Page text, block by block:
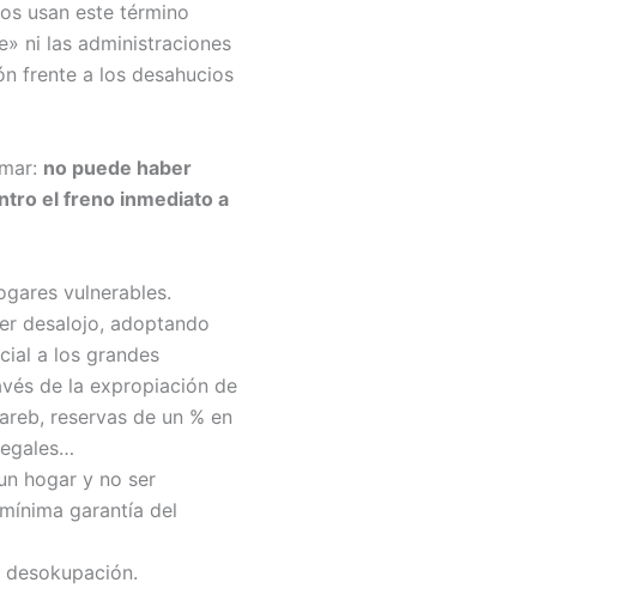
usan este término
ni las administraciones
frente a los desahucios
no puede haber
el freno inmediato a
vulnerables.
desalojo, adoptando
a los grandes
de la expropiación de
reservas de un % en
hogar y no ser
garantía del